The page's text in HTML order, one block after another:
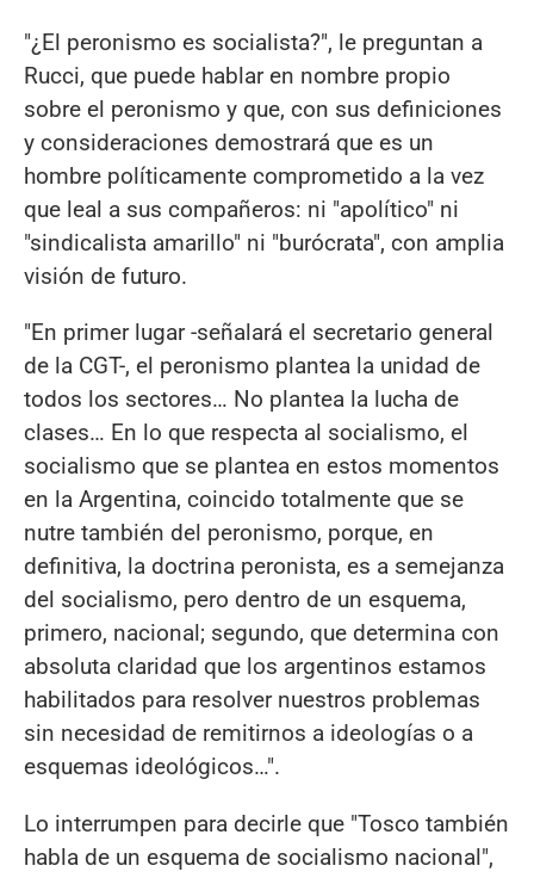
"¿El peronismo es socialista?", le preguntan a
Rucci, que puede hablar en nombre propio
sobre el peronismo y que, con sus definiciones
y consideraciones demostrará que es un
hombre políticamente comprometido a la vez
que leal a sus compañeros: ni "apolítico" ni
"sindicalista amarillo" ni "burócrata", con amplia
visión de futuro.
"En primer lugar -señalará el secretario general
de la CGT-, el peronismo plantea la unidad de
todos los sectores… No plantea la lucha de
clases… En lo que respecta al socialismo, el
socialismo que se plantea en estos momentos
en la Argentina, coincido totalmente que se
nutre también del peronismo, porque, en
definitiva, la doctrina peronista, es a semejanza
del socialismo, pero dentro de un esquema,
primero, nacional; segundo, que determina con
absoluta claridad que los argentinos estamos
habilitados para resolver nuestros problemas
sin necesidad de remitirnos a ideologías o a
esquemas ideológicos…".
Lo interrumpen para decirle que "Tosco también
habla de un esquema de socialismo nacional",